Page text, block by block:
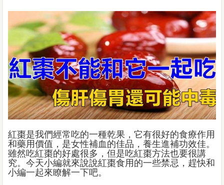
紅棗是我們經常吃的一種乾果，它有很好的食療作用
和藥用價值，是女性補血的佳品，養生進補功效佳。
雖然吃紅棗的好處很多，但是吃紅棗方法也要很講
究。今天小編就來說說紅棗食用的一些禁忌，趕快和
小編一起來瞭解一下吧。